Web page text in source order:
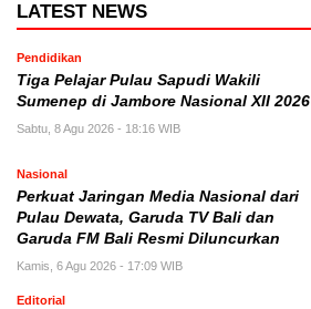
LATEST NEWS
Pendidikan
Tiga Pelajar Pulau Sapudi Wakili
Sumenep di Jambore Nasional XII 2026
Sabtu, 8 Agu 2026 - 18:16 WIB
Nasional
Perkuat Jaringan Media Nasional dari
Pulau Dewata, Garuda TV Bali dan
Garuda FM Bali Resmi Diluncurkan
Kamis, 6 Agu 2026 - 17:09 WIB
Editorial